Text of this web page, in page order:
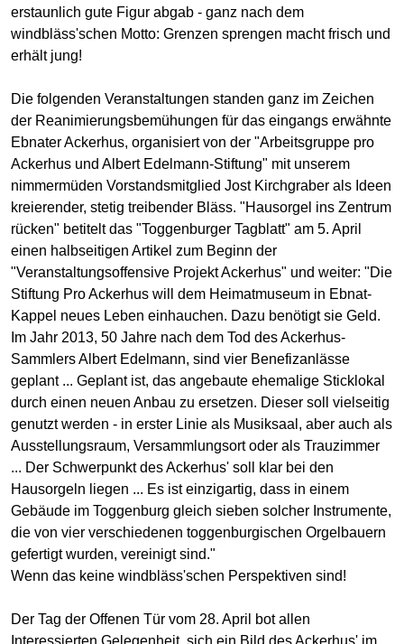
erstaunlich gute Figur abgab - ganz nach dem
windbläss'schen Motto: Grenzen sprengen macht frisch und
erhält jung!
Die folgenden Veranstaltungen standen ganz im Zeichen
der Reanimierungsbemühungen für das eingangs erwähnte
Ebnater Ackerhus, organisiert von der "Arbeitsgruppe pro
Ackerhus und Albert Edelmann-Stiftung" mit unserem
nimmermüden Vorstandsmitglied Jost Kirchgraber als Ideen
kreierender, stetig treibender Bläss. "Hausorgel ins Zentrum
rücken" betitelt das "Toggenburger Tagblatt" am 5. April
einen halbseitigen Artikel zum Beginn der
"Veranstaltungsoffensive Projekt Ackerhus" und weiter: "Die
Stiftung Pro Ackerhus will dem Heimatmuseum in Ebnat-
Kappel neues Leben einhauchen. Dazu benötigt sie Geld.
Im Jahr 2013, 50 Jahre nach dem Tod des Ackerhus-
Sammlers Albert Edelmann, sind vier Benefizanlässe
geplant ... Geplant ist, das angebaute ehemalige Sticklokal
durch einen neuen Anbau zu ersetzen. Dieser soll vielseitig
genutzt werden - in erster Linie als Musiksaal, aber auch als
Ausstellungsraum, Versammlungsort oder als Trauzimmer
... Der Schwerpunkt des Ackerhus' soll klar bei den
Hausorgeln liegen ... Es ist einzigartig, dass in einem
Gebäude im Toggenburg gleich sieben solcher Instrumente,
die von vier verschiedenen toggenburgischen Orgelbauern
gefertigt wurden, vereinigt sind."
Wenn das keine windbläss'schen Perspektiven sind!
Der Tag der Offenen Tür vom 28. April bot allen